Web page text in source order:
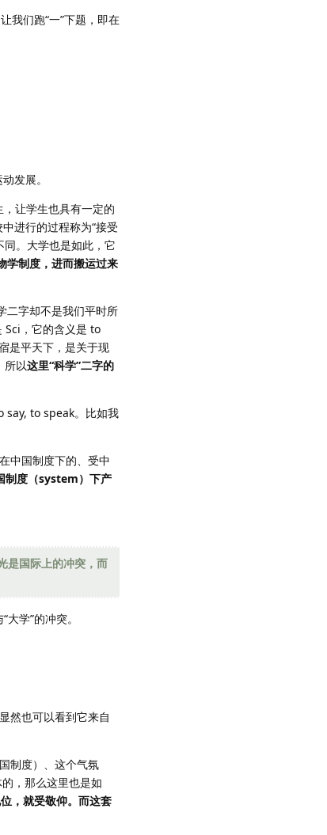
我们跑“一”下题，即在
发展。
，让学生也具有一定的
进行的过程称为“接受
同。大学也是如此，它
学制度，进而搬运过来
二字却不是我们平时所
Sci，它的含义是 to
是平天下，是关于现
所以这里“科学”二字的
say, to speak。比如我
中国制度下的、受中
制度（system）下产
是国际上的冲突，而
学”的冲突。
然也可以看到它来自
制度）、这个气氛
，那么这里也是如
，就受敬仰。而这套